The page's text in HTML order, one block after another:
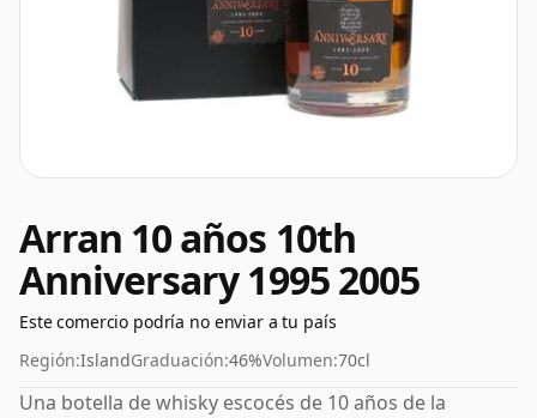
Arran 10 años 10th
Anniversary 1995 2005
Este comercio podría no enviar a tu país
Región:IslandGraduación:46%Volumen:70cl
Una botella de whisky escocés de 10 años de la